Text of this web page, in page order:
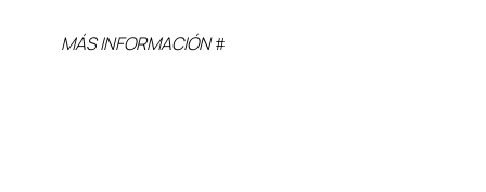
MÁS INFORMACIÓN